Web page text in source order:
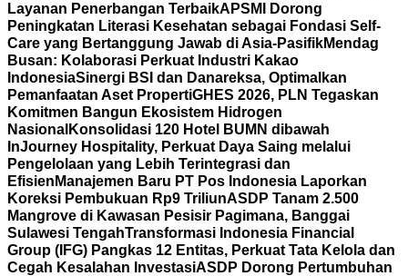
Layanan Penerbangan TerbaikAPSMI Dorong
Peningkatan Literasi Kesehatan sebagai Fondasi Self-
Care yang Bertanggung Jawab di Asia-PasifikMendag
Busan: Kolaborasi Perkuat Industri Kakao
IndonesiaSinergi BSI dan Danareksa, Optimalkan
Pemanfaatan Aset PropertiGHES 2026, PLN Tegaskan
Komitmen Bangun Ekosistem Hidrogen
Nasional Konsolidasi 120 Hotel BUMN dibawah
InJourney Hospitality, Perkuat Daya Saing melalui
Pengelolaan yang Lebih Terintegrasi dan
Efisien Manajemen Baru PT Pos Indonesia Laporkan
Koreksi Pembukuan Rp9 TriliunASDP Tanam 2.500
Mangrove di Kawasan Pesisir Pagimana, Banggai
Sulawesi TengahTransformasi Indonesia Financial
Group (IFG) Pangkas 12 Entitas, Perkuat Tata Kelola dan
Cegah Kesalahan InvestasiASDP Dorong Pertumbuhan